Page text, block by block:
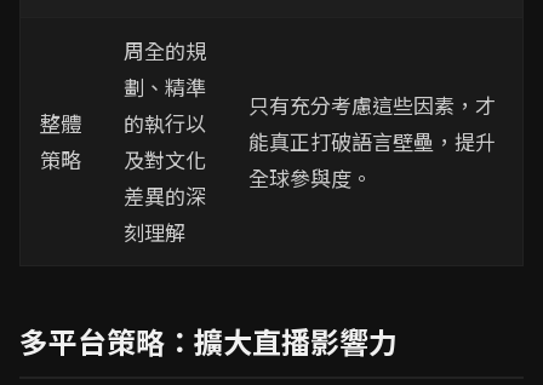
整體
策略
周全的規
劃、精準
的執行以
及對文化
差異的深
刻理解
只有充分考慮這些因素，才
能真正打破語言壁壘，提升
全球參與度。
多平台策略：擴大直播影響力